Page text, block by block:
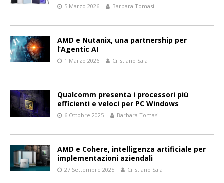
5 Marzo 2026 Barbara Tomasi
AMD e Nutanix, una partnership per
l’Agentic AI
1 Marzo 2026 Cristiano Sala
Qualcomm presenta i processori più
efficienti e veloci per PC Windows
6 Ottobre 2025 Barbara Tomasi
AMD e Cohere, intelligenza artificiale per
implementazioni aziendali
27 Settembre 2025 Cristiano Sala